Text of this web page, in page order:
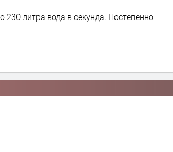
230 литра вода в секунда. Постепенно